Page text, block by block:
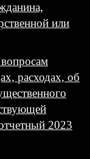
или
расходах, об
2023